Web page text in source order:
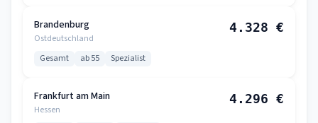
Brandenburg
Ostdeutschland
4.328 €
Gesamt ab 55 Spezialist
Frankfurt am Main
Hessen
4.296 €